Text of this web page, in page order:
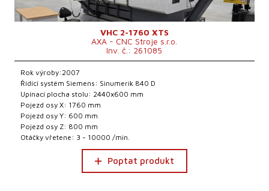
VHC 2-1760 XTS
AXA - CNC Stroje s.r.o.
Inv. č.: 261085
Rok výroby:2007
Řídící systém Siemens: Sinumerik 840 D
Upínací plocha stolu: 2440x600 mm
Pojezd osy X: 1760 mm
Pojezd osy Y: 600 mm
Pojezd osy Z: 800 mm
Otáčky vřetene: 3 - 10000 /min.
Poptat produkt